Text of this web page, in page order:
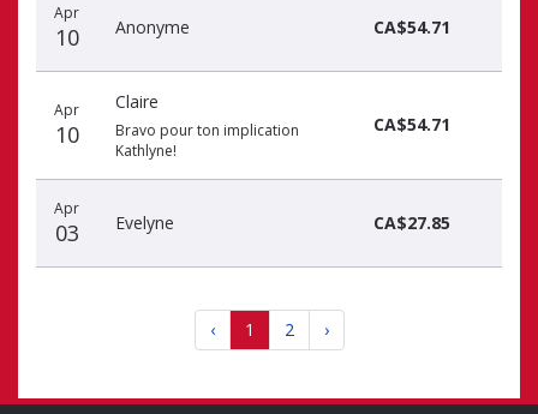
Apr
10 Anonyme CA$54.71
Apr
10
Claire
Bravo pour ton implication
Kathlyne!
CA$54.71
Apr
03 Evelyne CA$27.85
‹ 1 2 ›